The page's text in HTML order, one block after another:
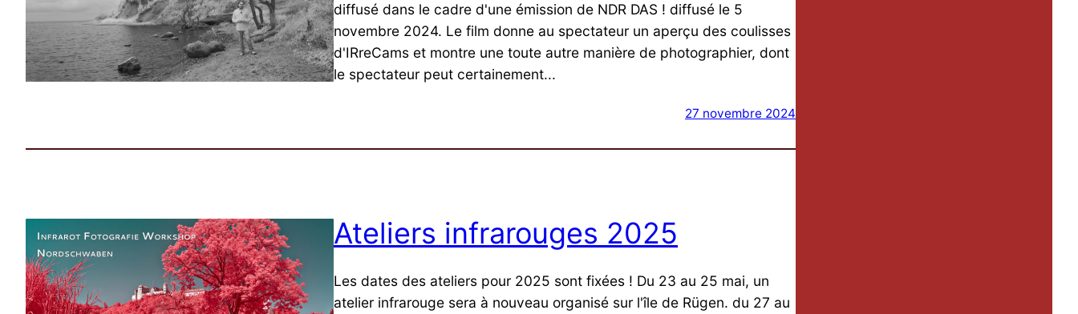
diffusé dans le cadre d'une émission de NDR DAS ! diffusé le 5
novembre 2024. Le film donne au spectateur un aperçu des coulisses
d'IRreCams et montre une toute autre manière de photographier, dont
le spectateur peut certainement...
27 novembre 2024
Ateliers infrarouges 2025
Les dates des ateliers pour 2025 sont fixées ! Du 23 au 25 mai, un
atelier infrarouge sera à nouveau organisé sur l'île de Rügen. du 27 au